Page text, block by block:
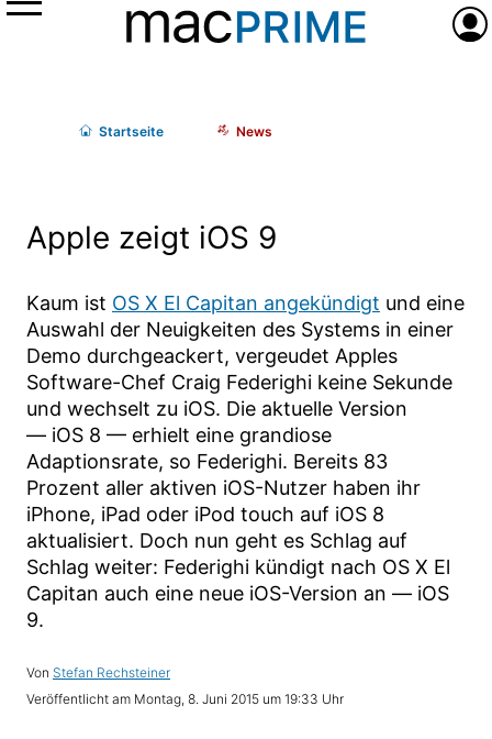
Menü
Startseite News
Apple zeigt iOS 9
Kaum ist OS X El Capitan angekündigt und eine
Auswahl der Neuigkeiten des Systems in einer
Demo durchgeackert, vergeudet Apples
Software-Chef Craig Federighi keine Sekunde
und wechselt zu iOS. Die aktuelle Version
— iOS 8 — erhielt eine grandiose
Adaptionsrate, so Federighi. Bereits 83
Prozent aller aktiven iOS-Nutzer haben ihr
iPhone, iPad oder iPod touch auf iOS 8
aktualisiert. Doch nun geht es Schlag auf
Schlag weiter: Federighi kündigt nach OS X El
Capitan auch eine neue iOS-Version an — iOS
9.
Stefan Rechsteiner
Montag, 8. Juni 2015 um 19:33 Uhr